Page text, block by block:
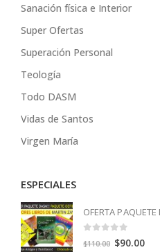
Sanación física e Interior
Super Ofertas
Superación Personal
Teología
Todo DASM
Vidas de Santos
Virgen María
ESPECIALES
OFERTA
out of 5
$110.00 Original
$90.00